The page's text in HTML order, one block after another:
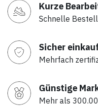
Kurze
Schnelle
Sicher
Mehrfach
Günstige
Mehr als